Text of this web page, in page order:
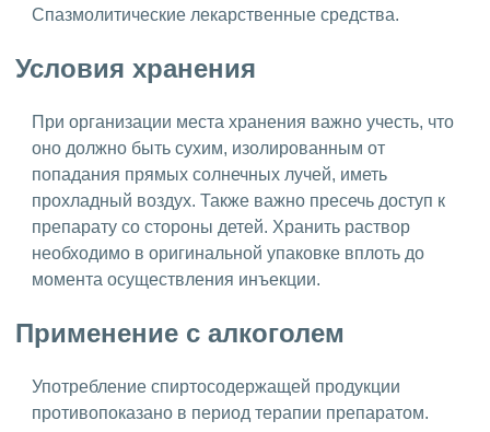
Спазмолитические лекарственные средства.
Условия хранения
При организации места хранения важно учесть, что
оно должно быть сухим, изолированным от
попадания прямых солнечных лучей, иметь
прохладный воздух. Также важно пресечь доступ к
препарату со стороны детей. Хранить раствор
необходимо в оригинальной упаковке вплоть до
момента осуществления инъекции.
Применение с алкоголем
Употребление спиртосодержащей продукции
противопоказано в период терапии препаратом.